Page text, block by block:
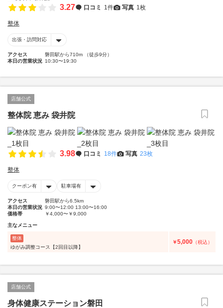
3.27 口コミ 1件 写真 1枚
整体
出張・訪問対応
アクセス
磐田駅から710m （徒歩9分）
本日の営業状況 10:30〜19:30
店舗公式
整体院 恵み 袋井院
3.98 口コミ 18件 写真 23枚
整体
クーポン有 駐車場有
アクセス
磐田駅から6.5km
本日の営業状況 9:00〜12:00 13:00〜16:00
価格帯
￥4,000〜￥9,000
主なメニュー
整体
ゆがみ調整コース【2回目以降】
￥5,000 （税込）
店舗公式
身体健康ステーション磐田